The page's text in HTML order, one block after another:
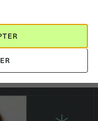
que vous